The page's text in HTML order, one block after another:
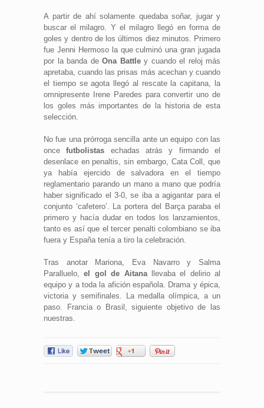
A partir de ahí solamente quedaba soñar, jugar y
buscar el milagro. Y el milagro llegó en forma de
goles y dentro de los últimos diez minutos. Primero
fue Jenni Hermoso la que culminó una gran jugada
por la banda deOna Battley cuando el reloj más
apretaba, cuando las prisas más acechan y cuando
el tiempo se agota llegó al rescate la capitana, la
omnipresente Irene Paredes para convertir uno de
los goles más importantes de la historia de esta
selección.
No fue una prórroga sencilla ante un equipo con las
oncefutbolistas echadas atrás y firmando el
desenlace en penaltis, sin embargo, Cata Coll, que
ya había ejercido de salvadora en el tiempo
reglamentario parando un mano a mano que podría
haber significado el 3-0, se iba a agigantar para el
conjunto ‘cafetero’. La portera del Barça paraba el
primero y hacía dudar en todos los lanzamientos,
tanto es así que el tercer penalti colombiano se iba
fuera y España tenía a tiro la celebración.
Tras anotar Mariona, Eva Navarro y Salma
Paralluelo,el gol de Aitanallevaba el delirio al
equipo y a toda la afición española. Drama y épica,
victoria y semifinales. La medalla olímpica, a un
paso. Francia o Brasil, siguiente objetivo de las
nuestras.